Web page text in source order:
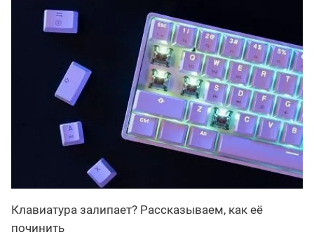
Клавиатура залипает? Рассказываем, как её
починить